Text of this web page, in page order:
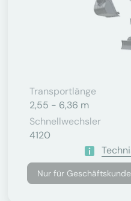
Transportlänge
2,55 - 6,36 m
Schnellwechsler
4120
Nur für